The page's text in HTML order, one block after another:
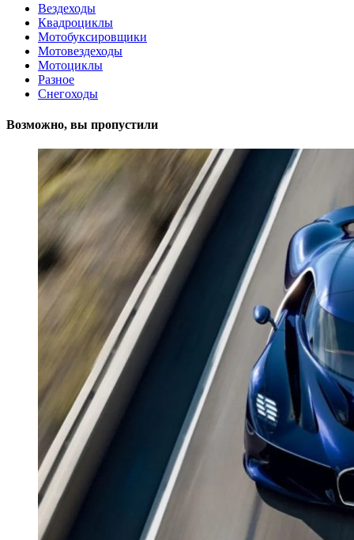
Вездеходы
Квадроциклы
Мотобуксировщики
Мотовездеходы
Мотоциклы
Разное
Снегоходы
Возможно, вы пропустили